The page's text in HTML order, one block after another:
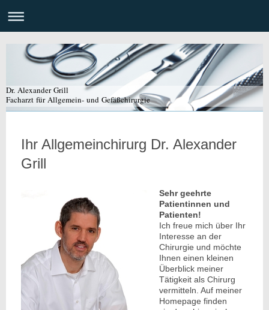
Dr. Alexander Grill
Facharzt für Allgemein- und Gefäßchirurgie
Ihr Allgemeinchirurg Dr. Alexander
Grill
Sehr geehrte
Patientinnen und
Patienten!
Ich freue mich über Ihr
Interesse an der
Chirurgie und möchte
Ihnen einen kleinen
Überblick meiner
Tätigkeit als Chirurg
vermitteln. Auf meiner
Homepage finden